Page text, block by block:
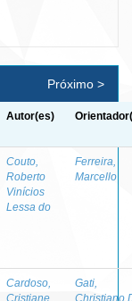
Próximo >
Autor(es)
Couto,
Roberto
Vinícios
Lessa do
Ferreira,
Marcello
Cardoso,
Cristiane
Gati,
Christiano